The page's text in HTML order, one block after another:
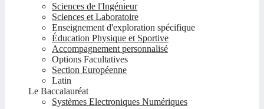
Sciences de l'Ingénieur
Sciences et Laboratoire
Enseignement d'exploration spécifique
Éducation Physique et Sportive
Accompagnement personnalisé
Options Facultatives
Section Européenne
Latin
Le Baccalauréat
Systèmes Electroniques Numériques